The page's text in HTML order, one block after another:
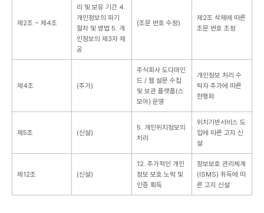
제2조 ~ 제4조
리 및 보유 기간 4.
개인정보의 파기
절차 및 방법 5. 개
인정보의 제3자 제
공
(조문 번호 수정)
제2조 삭제에 따른
조문 번호 조정
제4조 (추가)
주식회사 도다마인
드 / 웹 설문 수집
및 보관 플랫폼(스
모어) 운영
개인정보 처리 수
탁자 추가에 따른
현행화
제5조 (신설)
5. 개인위치정보의
처리
위치기반서비스 도
입에 따른 고지 신
설
제12조 (신설)
12. 추가적인 개인
정보 보호 노력 및
인증 획득
정보보호 관리체계
(ISMS) 취득에 따
른 고지 신설